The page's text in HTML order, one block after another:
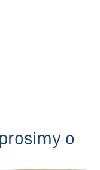
o